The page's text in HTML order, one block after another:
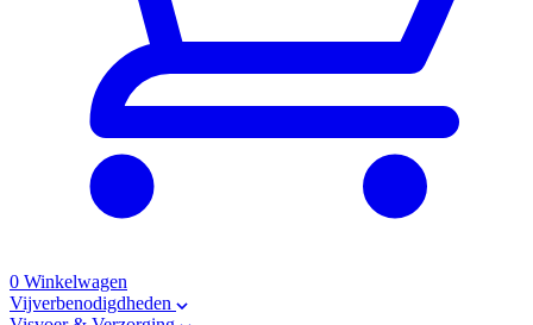
0 Winkelwagen
Vijverbenodigdheden